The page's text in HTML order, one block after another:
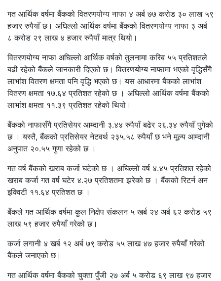
गत आर्थिक वर्षमा बैंकको वितरणयोग्य नाफा ४ अर्ब ७७ करोड ३० लाख ५९
हजार रुपैयाँ छ। अघिल्लो आर्थिक वर्षमा बैंकको वितरणयोग्य नाफा ३ अर्ब
८ करोड २९ लाख ४ हजार रुपैयाँ मात्र थियो।
वितरणयोग्य नाफा अघिल्लो आर्थिक वर्षको तुलनामा करिब ५५ प्रतिशतले
बढी रहेको बैंकले जानकारी दिएको छ। वितरणयोग्य नाफामा भएको वृद्धिसँगै
लाभांश वितरण क्षमता पनि वृद्धि भएको छ। यस आधारमा बैंकको लाभांश
वितरण क्षमता १७.६४ प्रतिशत रहेको छ । अघिल्लो आर्थिक वर्षमा बैंकको
लाभांश क्षमता ११.३९ प्रतिशत रहेको थियो।
बैंकको नाफासँगै प्रतिसेयर आम्दानी ३‍‍.४४ रुपैयाँ बढेर २६.३४ रुपैयाँ पुगेको
छ । यस्तै, बैंकको प्रतिसेयर नेटवर्थ २३५.५८ रुपैयाँ छ भने मूल्य आम्दानी
अनुपात २०.५५ गुणा रहेको छ ।
गत वर्ष बैंकको खराब कर्जा घटेको छ । अघिल्लो वर्ष ४.४५ प्रतिशत रहेको
खराब कर्जा गत वर्ष घटेर ४.२७ प्रतिशतमा झरेको छ । बैंकको रिटर्न अन
इक्विटी ११.६४ प्रतिशत छ ।
बैंकले गत आर्थिक वर्षमा कुल निक्षेप संकलन ५ खर्ब २४ अर्ब ६२ करोड ५९
लाख ५९ हजार रुपैयाँ गरेको छ।
कर्जा लगानी ४ खर्ब १२ अर्ब ७९ करोड ५५ लाख ४७ हजार रुपैयाँ गरेको
बैंकले जनाएको छ।
गत आर्थिक वर्षमा बैंकको चुक्ता पुँजी २७ अर्ब ५ करोड ६९ लाख ९७ हजार